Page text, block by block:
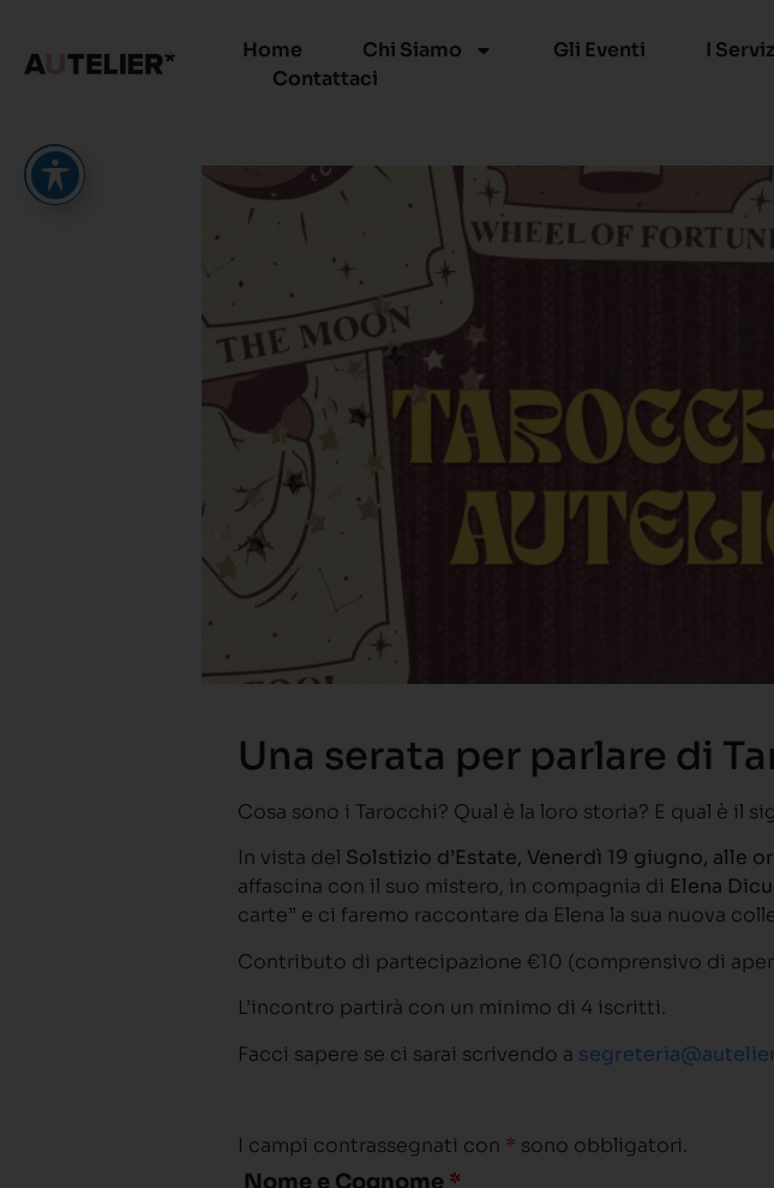
Home Chi Siamo Gli Eventi I
Contattaci
Una serata per parlare di
Cosa sono i Tarocchi? Qual è la loro storia? E qual è il
In vista del Solstizio d’Estate, Venerdì 19 giugno, alle
affascina con il suo mistero, in compagnia di Elena
carte” e ci faremo raccontare da Elena la sua nuova
Contributo di partecipazione €10 (comprensivo di
L’incontro partirà con un minimo di 4 iscritti.
Facci sapere se ci sarai scrivendo a
I campi contrassegnati con * sono obbligatori.
Nome e Cognome *